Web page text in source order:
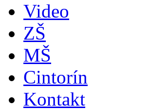
Video
ZŠ
MŠ
Cintorín
Kontakt